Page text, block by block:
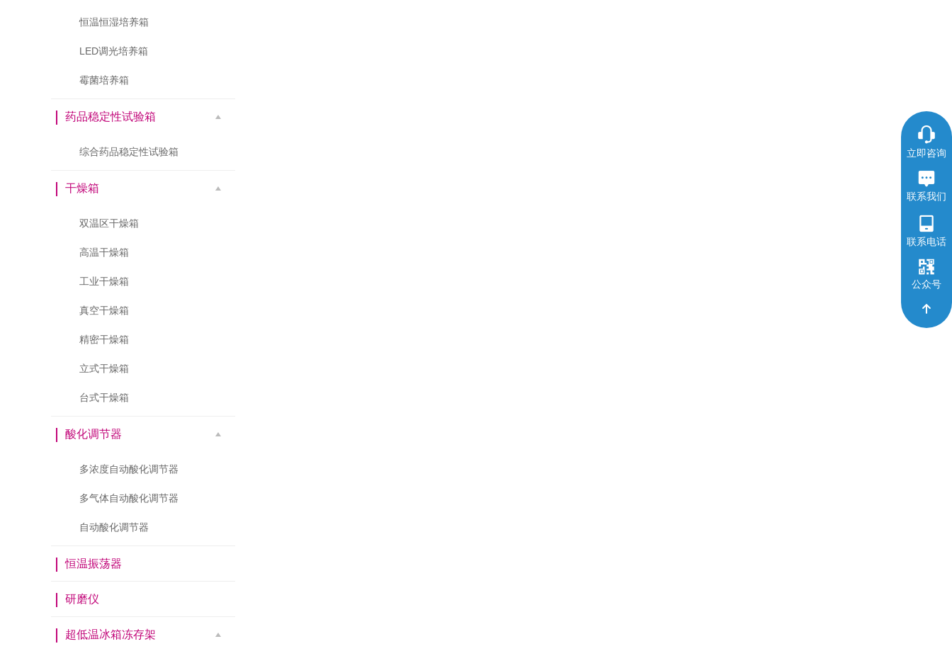
恒温恒湿培养箱
LED调光培养箱
霉菌培养箱
药品稳定性试验箱
综合药品稳定性试验箱
干燥箱
双温区干燥箱
高温干燥箱
工业干燥箱
真空干燥箱
精密干燥箱
立式干燥箱
台式干燥箱
酸化调节器
多浓度自动酸化调节器
多气体自动酸化调节器
自动酸化调节器
恒温振荡器
研磨仪
超低温冰箱冻存架
立即咨询
联系我们
联系电话
公众号